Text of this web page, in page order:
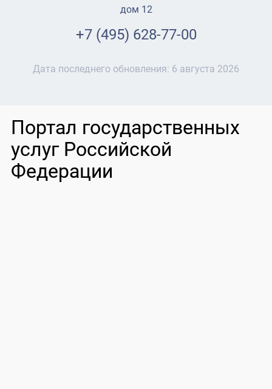
дом 12
+7 (495) 628-77-00
Дата последнего обновления: 6 августа 2026
Портал государственных
услуг Российской
Федерации